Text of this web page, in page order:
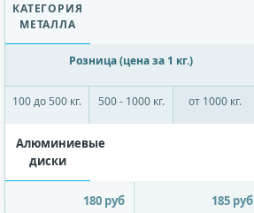
КАТЕГОРИЯ
МЕТАЛЛА
Розница (цена за 1 кг.)
100 до 500 кг. 500 - 1000 кг. от 1000 кг.
Алюминиевые
диски
180 руб 185 руб